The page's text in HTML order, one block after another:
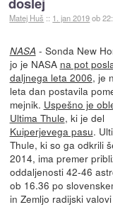
Matej Huš :: 1. jan 2019ob
NASA - Sonda New
jo je NASA na pot
daljnega leta 2006, je
leta dan postavila
mejnik. Uspešno je
Ultima Thule, ki je del
Kuiperjevega pasu.
Thule, ki so ga odkrili
2014, ima premer
oddaljenosti 42-46
ob 16.36 po
in Zemljo radijski